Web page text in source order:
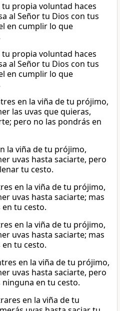
tu propia voluntad haces
al Señor tu Dios con tus
en cumplir lo que
tu propia voluntad haces
al Señor tu Dios con tus
en cumplir lo que
en la viña de tu prójimo,
las uvas que quieras,
pero no las pondrás en
la viña de tu prójimo,
uvas hasta saciarte, pero
tu cesto.
en la viña de tu prójimo,
uvas hasta saciarte; mas
tu cesto.
en la viña de tu prójimo,
uvas hasta saciarte; mas
tu cesto.
en la viña de tu prójimo,
uvas hasta saciarte, pero
en tu cesto.
en la viña de tu